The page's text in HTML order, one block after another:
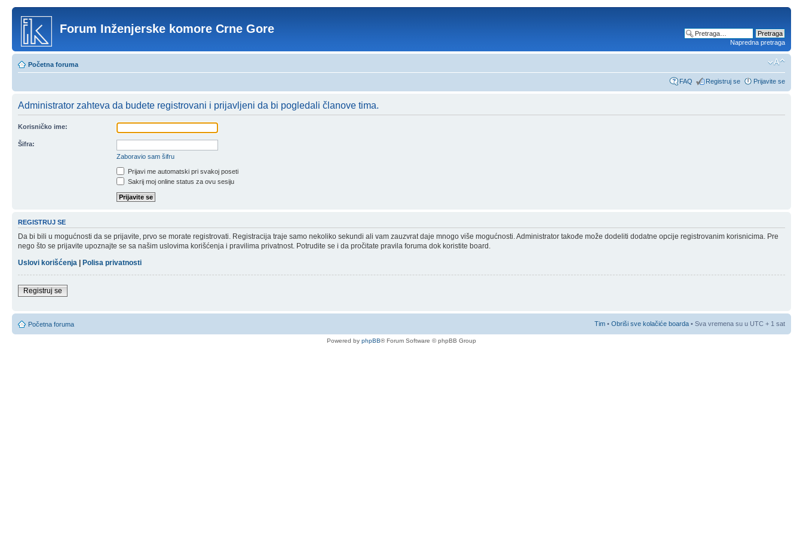
Forum Inženjerske komore Crne Gore
Napredna pretraga
Početna foruma
FAQ Registruj se Prijavite se
Administrator zahteva da budete registrovani i prijavljeni da bi pogledali članove tima.
Korisničko ime:
Šifra:
Zaboravio sam šifru
Prijavi me automatski pri svakoj poseti
Sakrij moj online status za ovu sesiju
REGISTRUJ SE
Da bi bili u mogućnosti da se prijavite, prvo se morate registrovati. Registracija traje samo nekoliko sekundi ali vam zauzvrat daje mnogo više mogućnosti. Administrator takođe može dodeliti dodatne opcije registrovanim korisnicima. Pre
nego što se prijavite upoznajte se sa našim uslovima korišćenja i pravilima privatnost. Potrudite se i da pročitate pravila foruma dok koristite board.
Uslovi korišćenja | Polisa privatnosti
Registruj se
Početna foruma Tim • Obriši sve kolačiće boarda • Sva vremena su u UTC + 1 sat
Powered by phpBB® Forum Software © phpBB Group